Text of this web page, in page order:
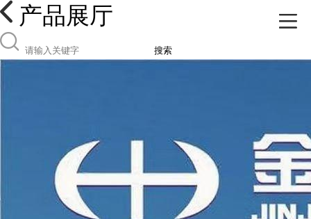
产品展厅
搜索